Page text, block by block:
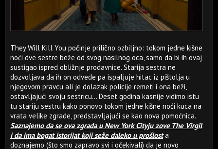
They Will Kill You počinje prilično ozbiljno: tokom jedne kišne
noći dve sestre beže od svog nasilnog oca, samo da bi ih ovaj
sustigao ispred obližnje prodavnice. Starija sestra ne
dozvoljava da ih on odvede pa ispaljuje hitac iz pištolja u
njegovom pravcu ali je dolazak policije remeti i ona beži,
ostavljajući svoju sestricu... Deset godina kasnije vidimo istu
tu stariju sestru kako ponovo tokom jedne kišne noći kuca na
vrata velike zgrade, predstavljajući se kao nova pomoćnica.
Saznajemo da se ova zgrada u New York Cityju zove The Virgil
i da ima bogat istorijat koji seže daleko u prošlosta
doznajemo (što smo zapravo svi i očekivali) da je novo